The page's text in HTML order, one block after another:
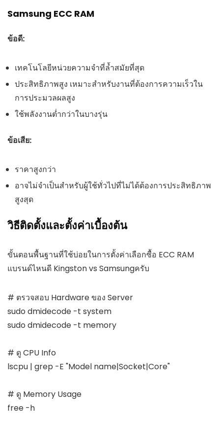
Samsung ECC RAM
ข้อดี:
เทคโนโลยีหน่วยความจำที่ล้ำสมัยที่สุด
ประสิทธิภาพสูง เหมาะสำหรับงานที่ต้องการความเร็วใน
การประมวลผลสูง
ใช้พลังงานต่ำกว่าในบางรุ่น
ข้อเสีย:
ราคาสูงกว่า
อาจไม่จำเป็นสำหรับผู้ใช้ทั่วไปที่ไม่ได้ต้องการประสิทธิภาพ
สูงสุด
วิธีติดตั้งและตั้งค่าเบื้องต้น
ขั้นตอนพื้นฐานที่ใช้บ่อยในการตั้งค่าเลือกซื้อ ECC RAM
แบรนด์ไหนดี Kingston vs Samsungครับ
# ตรวจสอบ Hardware ของ Server
sudo dmidecode -t system
sudo dmidecode -t memory
# ดู CPU Info
lscpu | grep -E "Model name|Socket|Core"
# ดู Memory Usage
free -h